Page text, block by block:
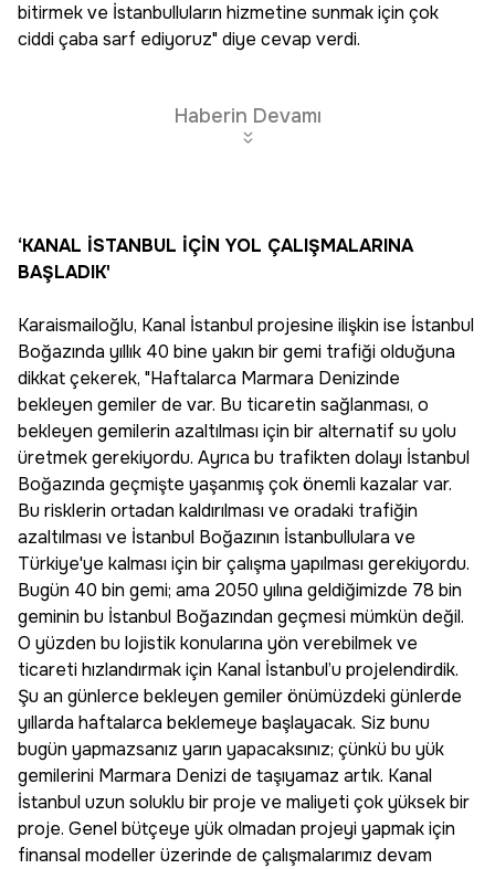
bitirmek ve İstanbulluların hizmetine sunmak için çok
ciddi çaba sarf ediyoruz" diye cevap verdi.
Haberin Devamı
‘KANAL İSTANBUL İÇİN YOL ÇALIŞMALARINA
BAŞLADIK'
Karaismailoğlu, Kanal İstanbul projesine ilişkin ise İstanbul
Boğazında yıllık 40 bine yakın bir gemi trafiği olduğuna
dikkat çekerek, "Haftalarca Marmara Denizinde
bekleyen gemiler de var. Bu ticaretin sağlanması, o
bekleyen gemilerin azaltılması için bir alternatif su yolu
üretmek gerekiyordu. Ayrıca bu trafikten dolayı İstanbul
Boğazında geçmişte yaşanmış çok önemli kazalar var.
Bu risklerin ortadan kaldırılması ve oradaki trafiğin
azaltılması ve İstanbul Boğazının İstanbullulara ve
Türkiye'ye kalması için bir çalışma yapılması gerekiyordu.
Bugün 40 bin gemi; ama 2050 yılına geldiğimizde 78 bin
geminin bu İstanbul Boğazından geçmesi mümkün değil.
O yüzden bu lojistik konularına yön verebilmek ve
ticareti hızlandırmak için Kanal İstanbul’u projelendirdik.
Şu an günlerce bekleyen gemiler önümüzdeki günlerde
yıllarda haftalarca beklemeye başlayacak. Siz bunu
bugün yapmazsanız yarın yapacaksınız; çünkü bu yük
gemilerini Marmara Denizi de taşıyamaz artık. Kanal
İstanbul uzun soluklu bir proje ve maliyeti çok yüksek bir
proje. Genel bütçeye yük olmadan projeyi yapmak için
finansal modeller üzerinde de çalışmalarımız devam